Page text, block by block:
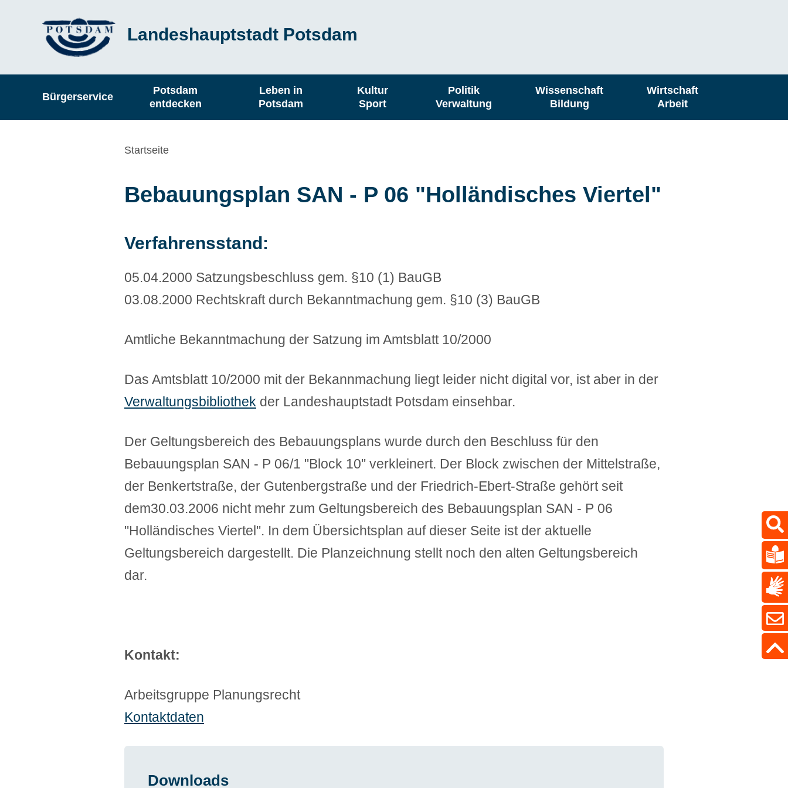
Landeshauptstadt Potsdam
Bürgerservice
Potsdam
entdecken
Leben in
Potsdam
Kultur
Sport
Politik
Verwaltung
Wissenschaft
Bildung
Wirtschaft
Arbeit
Pfadnavigation
Startseite
Bebauungsplan SAN - P 06 "Holländisches Viertel"
Verfahrensstand:
05.04.2000 Satzungsbeschluss gem. §10 (1) BauGB
03.08.2000 Rechtskraft durch Bekanntmachung gem. §10 (3) BauGB
Amtliche Bekanntmachung der Satzung im Amtsblatt 10/2000
Das Amtsblatt 10/2000 mit der Bekannmachung liegt leider nicht digital vor, ist aber in der
Verwaltungsbibliothek der Landeshauptstadt Potsdam einsehbar.
Der Geltungsbereich des Bebauungsplans wurde durch den Beschluss für den
Bebauungsplan SAN - P 06/1 "Block 10" verkleinert. Der Block zwischen der Mittelstraße,
der Benkertstraße, der Gutenbergstraße und der Friedrich-Ebert-Straße gehört seit
dem30.03.2006 nicht mehr zum Geltungsbereich des Bebauungsplan SAN - P 06
"Holländisches Viertel". In dem Übersichtsplan auf dieser Seite ist der aktuelle
Geltungsbereich dargestellt. Die Planzeichnung stellt noch den alten Geltungsbereich
dar.
Kontakt:
Arbeitsgruppe Planungsrecht
Kontaktdaten
Downloads